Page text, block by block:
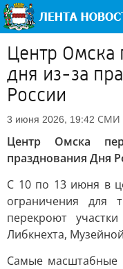
Центр Омска
дня из-за
России
3 июня 2026, 19:42 СМИ
Центр Омска
празднования Дня
С 10 по 13 июня в
ограничения для
перекроют
Либкнехта,
Самые масштабные